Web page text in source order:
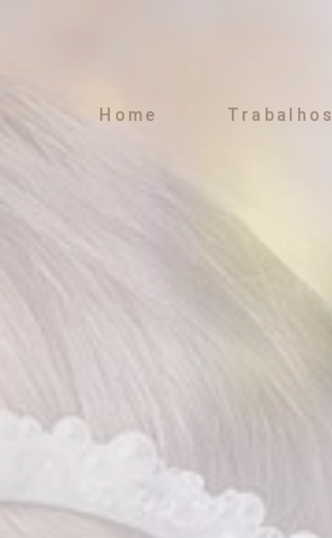
Home Trabalhos